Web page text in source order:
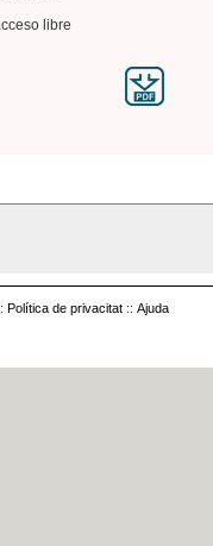
libre
Política de privacitat :: Ajuda